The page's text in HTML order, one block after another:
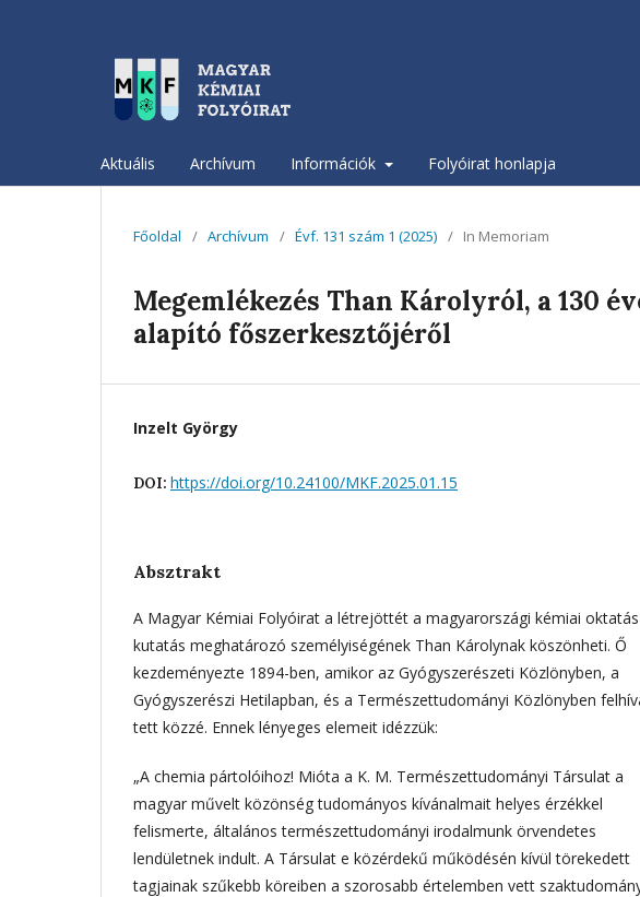
Aktuális Archívum Információk Folyóirat honlapja
Főoldal / Archívum / Évf. 131 szám 1 (2025) / In Memoriam
Megemlékezés Than Károlyról, a 130
alapító főszerkesztőjéről
Inzelt György
DOI: https://doi.org/10.24100/MKF.2025.01.15
Absztrakt
A Magyar Kémiai Folyóirat a létrejöttét a magyarországi kémiai
kutatás meghatározó személyiségének Than Károlynak köszönheti. Ő
kezdeményezte 1894-ben, amikor az Gyógyszerészeti Közlönyben, a
Gyógyszerészi Hetilapban, és a Természettudományi Közlönyben
tett közzé. Ennek lényeges elemeit idézzük:
„A chemia pártolóihoz! Mióta a K. M. Természettudományi Társulat a
magyar művelt közönség tudományos kívánalmait helyes érzékkel
felismerte, általános természettudományi irodalmunk örvendetes
lendületnek indult. A Társulat e közérdekű működésén kívül törekedett
tagjainak szűkebb köreiben a szorosabb értelemben vett